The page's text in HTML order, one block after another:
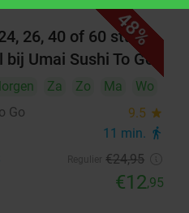
48%
26, 40 of 60 stuks)
Umai Sushi To Go
Za Zo Ma
Wo
Go
9.5 star
11 min. directions_walk
€24,95
€12,95
5 7 8 9
12 13 14 15 16
29 30